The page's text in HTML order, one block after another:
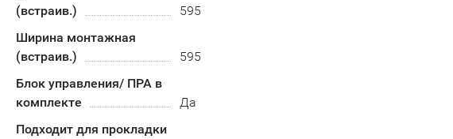
(встраив.)
595
Ширина монтажная
(встраив.)
595
Блок управления/ ПРА в
комплекте
Да
Подходит для прокладки